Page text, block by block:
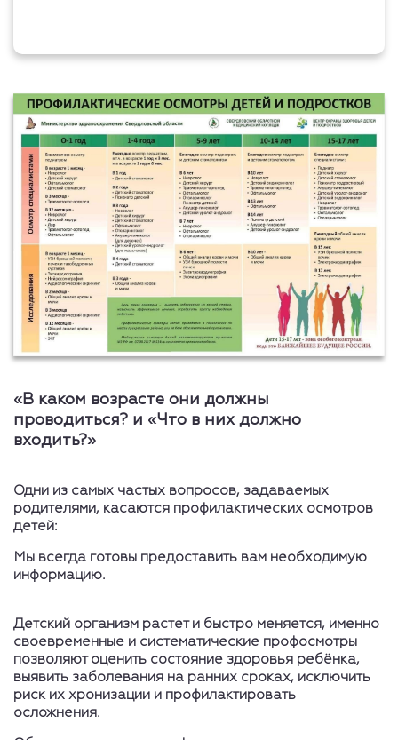
«В каком возрасте они должны
проводиться? и «Что в них должно
входить?»
Одни из самых частых вопросов, задаваемых
родителями, касаются профилактических осмотров
детей:
Мы всегда готовы предоставить вам необходимую
информацию.
Детский организм растет и быстро меняется, именно
своевременные и систематические профосмотры
позволяют оценить состояние здоровья ребёнка,
выявить заболевания на ранних сроках, исключить
риск их хронизации и профилактировать
осложнения.